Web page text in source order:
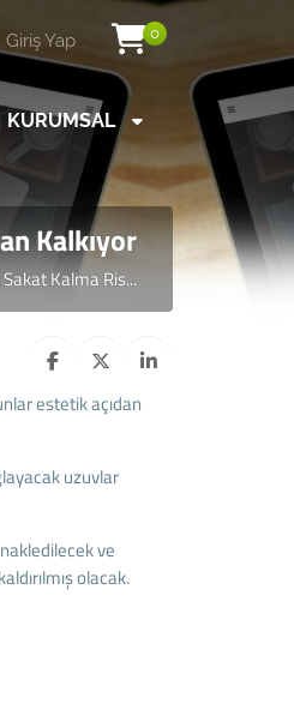
0
Giriş Yap
KURUMSAL
Kalkıyor
Kalma Ris...
estetik açıdan
uzuvlar
ve
olacak.